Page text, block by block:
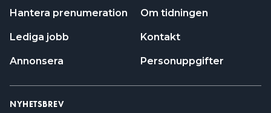
Hantera prenumeration
Lediga jobb
Annonsera
Om tidningen
Kontakt
Personuppgifter
NYHETSBREV